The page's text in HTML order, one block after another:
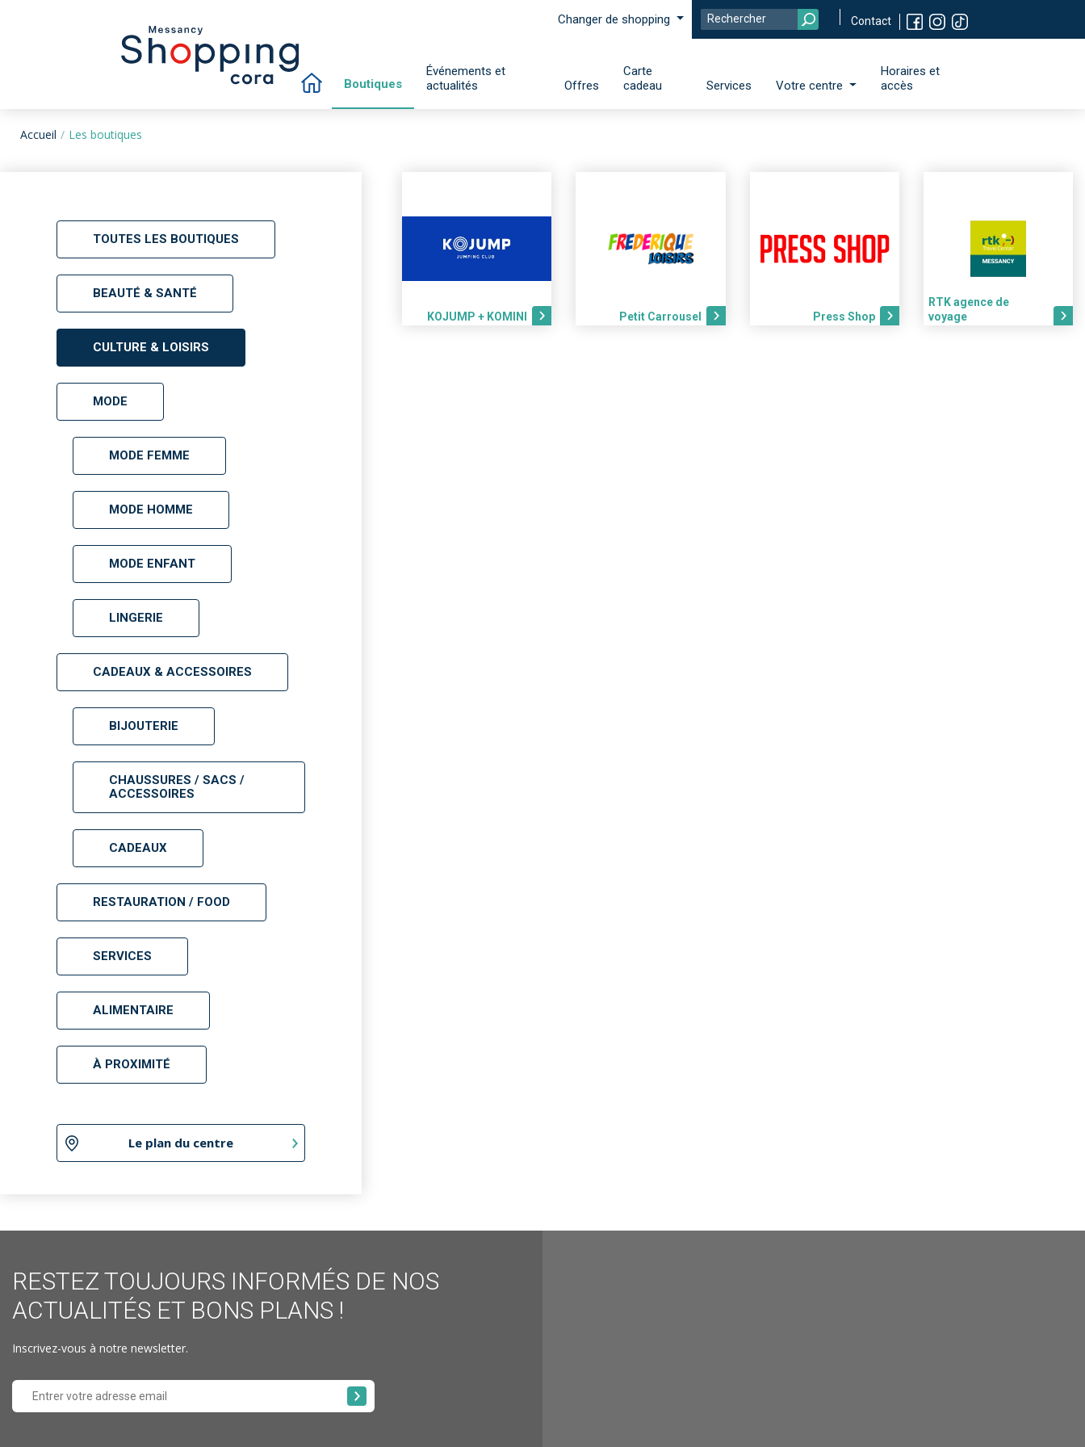
Changer de shopping Contact
Boutiques
Événements et
actualités
Offres
Carte
cadeau
Services Votre centre
Horaires et
accès
Accueil Les boutiques
TOUTES LES BOUTIQUES
BEAUTÉ & SANTÉ
CULTURE & LOISIRS
MODE
MODE FEMME
MODE HOMME
MODE ENFANT
LINGERIE
CADEAUX & ACCESSOIRES
BIJOUTERIE
CHAUSSURES / SACS /
ACCESSOIRES
CADEAUX
RESTAURATION / FOOD
SERVICES
ALIMENTAIRE
À PROXIMITÉ
Le plan du centre
KOJUMP + KOMINI Petit Carrousel Press Shop
RTK agence de
voyage
RESTEZ TOUJOURS INFORMÉS DE NOS
ACTUALITÉS ET BONS PLANS !
Inscrivez-vous à notre newsletter.